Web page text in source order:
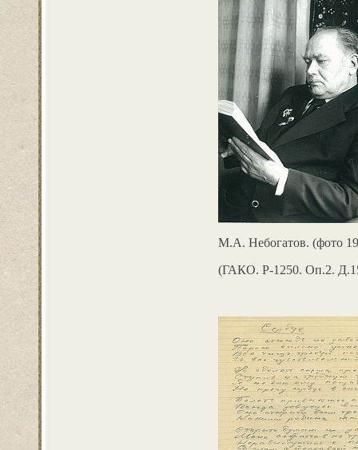
М.А. Небогатов. (фото
(ГАКО. Р-1250. Оп.2.